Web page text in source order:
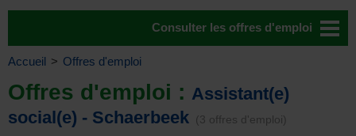
Consulter les offres d'emploi
Accueil > Offres d'emploi
Offres d'emploi : Assistant(e)
social(e) - Schaerbeek (3 offres d'emploi)